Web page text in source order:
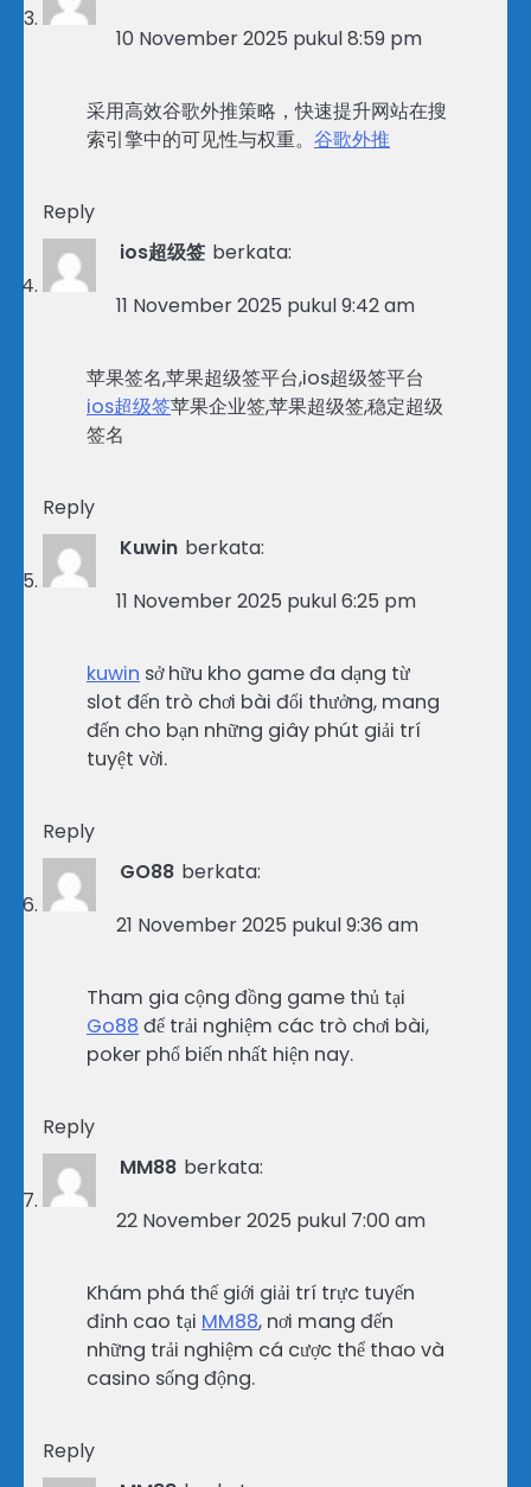
10 November 2025 pukul 8:59 pm
采用高效谷歌外推策略，快速提升网站在搜
索引擎中的可见性与权重。 谷歌外推
Reply
ios超级签 berkata:
11 November 2025 pukul 9:42 am
苹果签名,苹果超级签平台,ios超级签平台
ios超级签苹果企业签,苹果超级签,稳定超级
签名
Reply
Kuwin berkata:
11 November 2025 pukul 6:25 pm
kuwin sở hữu kho game đa dạng từ
slot đến trò chơi bài đổi thưởng, mang
đến cho bạn những giây phút giải trí
tuyệt vời.
Reply
GO88 berkata:
21 November 2025 pukul 9:36 am
Tham gia cộng đồng game thủ tại
Go88 để trải nghiệm các trò chơi bài,
poker phổ biến nhất hiện nay.
Reply
MM88 berkata:
22 November 2025 pukul 7:00 am
Khám phá thế giới giải trí trực tuyến
đỉnh cao tại MM88, nơi mang đến
những trải nghiệm cá cược thể thao và
casino sống động.
Reply